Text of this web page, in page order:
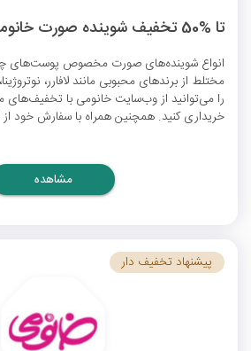
تا %50 تخفیف شوینده صورت خانومی
انواع شوینده‌های صورت مخصوص پوست‌های
مختلط از برندهای محبوبی مانند لافارر،
خریداری کنید. همچنین همراه با سفارش خود
مشاهده
پیشنهاد تخفیف دار